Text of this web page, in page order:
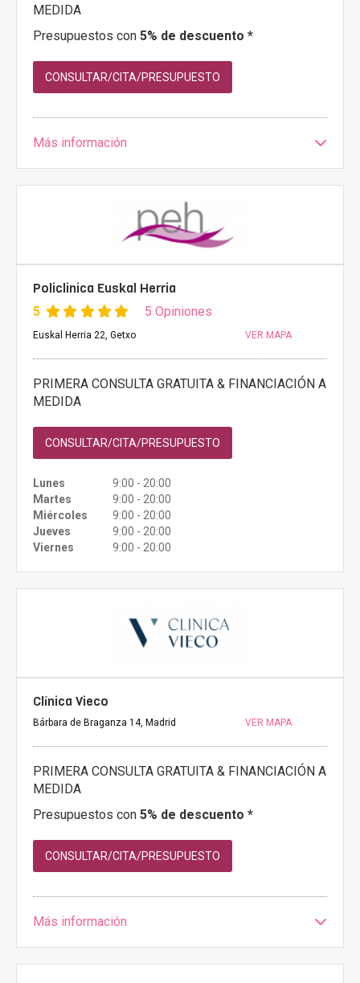
MEDIDA
Presupuestos con 5% de descuento *
CONSULTAR/CITA/PRESUPUESTO
Más información
Policlinica Euskal Herria
5 5 Opiniones
Euskal Herria 22, Getxo VER MAPA
PRIMERA CONSULTA GRATUITA & FINANCIACIÓN A
MEDIDA
CONSULTAR/CITA/PRESUPUESTO
Lunes
9:00 - 20:00
Martes
9:00 - 20:00
Miércoles
9:00 - 20:00
Jueves
9:00 - 20:00
Viernes
9:00 - 20:00
Clínica Vieco
Bárbara de Braganza 14, Madrid VER MAPA
PRIMERA CONSULTA GRATUITA & FINANCIACIÓN A
MEDIDA
Presupuestos con 5% de descuento *
CONSULTAR/CITA/PRESUPUESTO
Más información